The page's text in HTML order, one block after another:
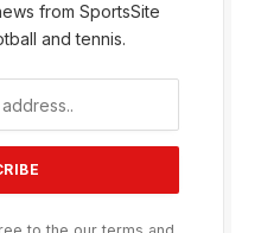
from SportsSite
and tennis.